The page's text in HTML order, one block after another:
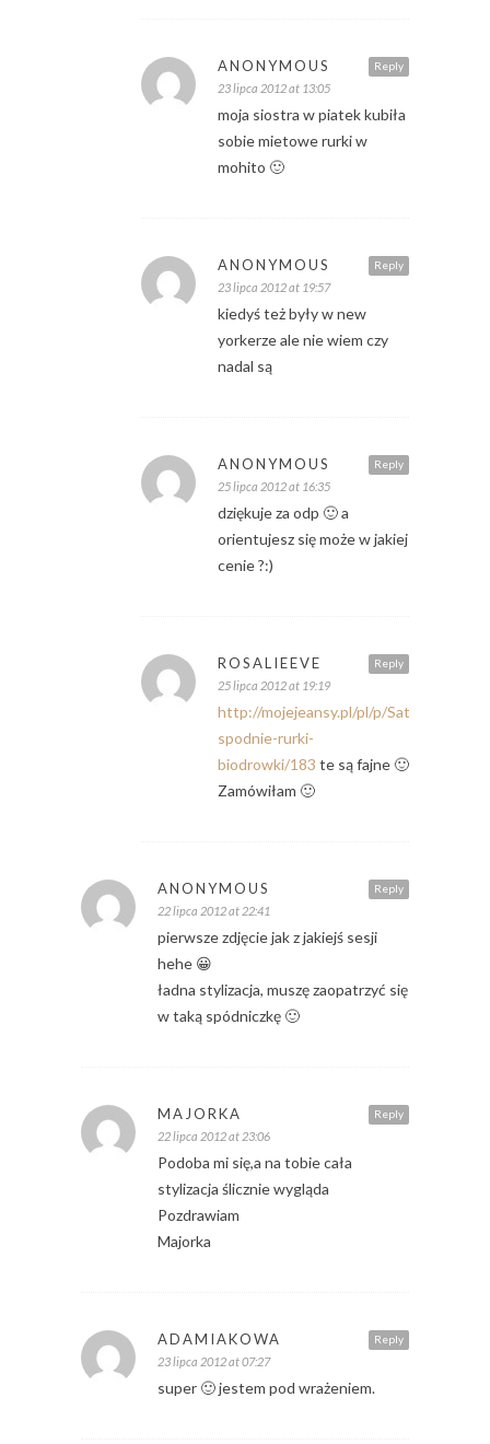
Reply
ANONYMOUS
23 lipca 2012 at 13:05
moja siostra w piatek kubiła
sobie mietowe rurki w
mohito 🙂
Reply
ANONYMOUS
23 lipca 2012 at 19:57
kiedyś też były w new
yorkerze ale nie wiem czy
nadal są
Reply
ANONYMOUS
25 lipca 2012 at 16:35
dziękuje za odp 🙂 a
orientujesz się może w jakiej
cenie ?:)
Reply
ROSALIEEVE
25 lipca 2012 at 19:19
http://mojejeansy.pl/pl/p/Satynowe-
spodnie-rurki-
biodrowki/183 te są fajne 🙂
Zamówiłam 🙂
Reply
ANONYMOUS
22 lipca 2012 at 22:41
pierwsze zdjęcie jak z jakiejś sesji
hehe 😀
ładna stylizacja, muszę zaopatrzyć się
w taką spódniczkę 🙂
Reply
MAJORKA
22 lipca 2012 at 23:06
Podoba mi się,a na tobie cała
stylizacja ślicznie wygląda
Pozdrawiam
Majorka
Reply
ADAMIAKOWA
23 lipca 2012 at 07:27
super 🙂 jestem pod wrażeniem.